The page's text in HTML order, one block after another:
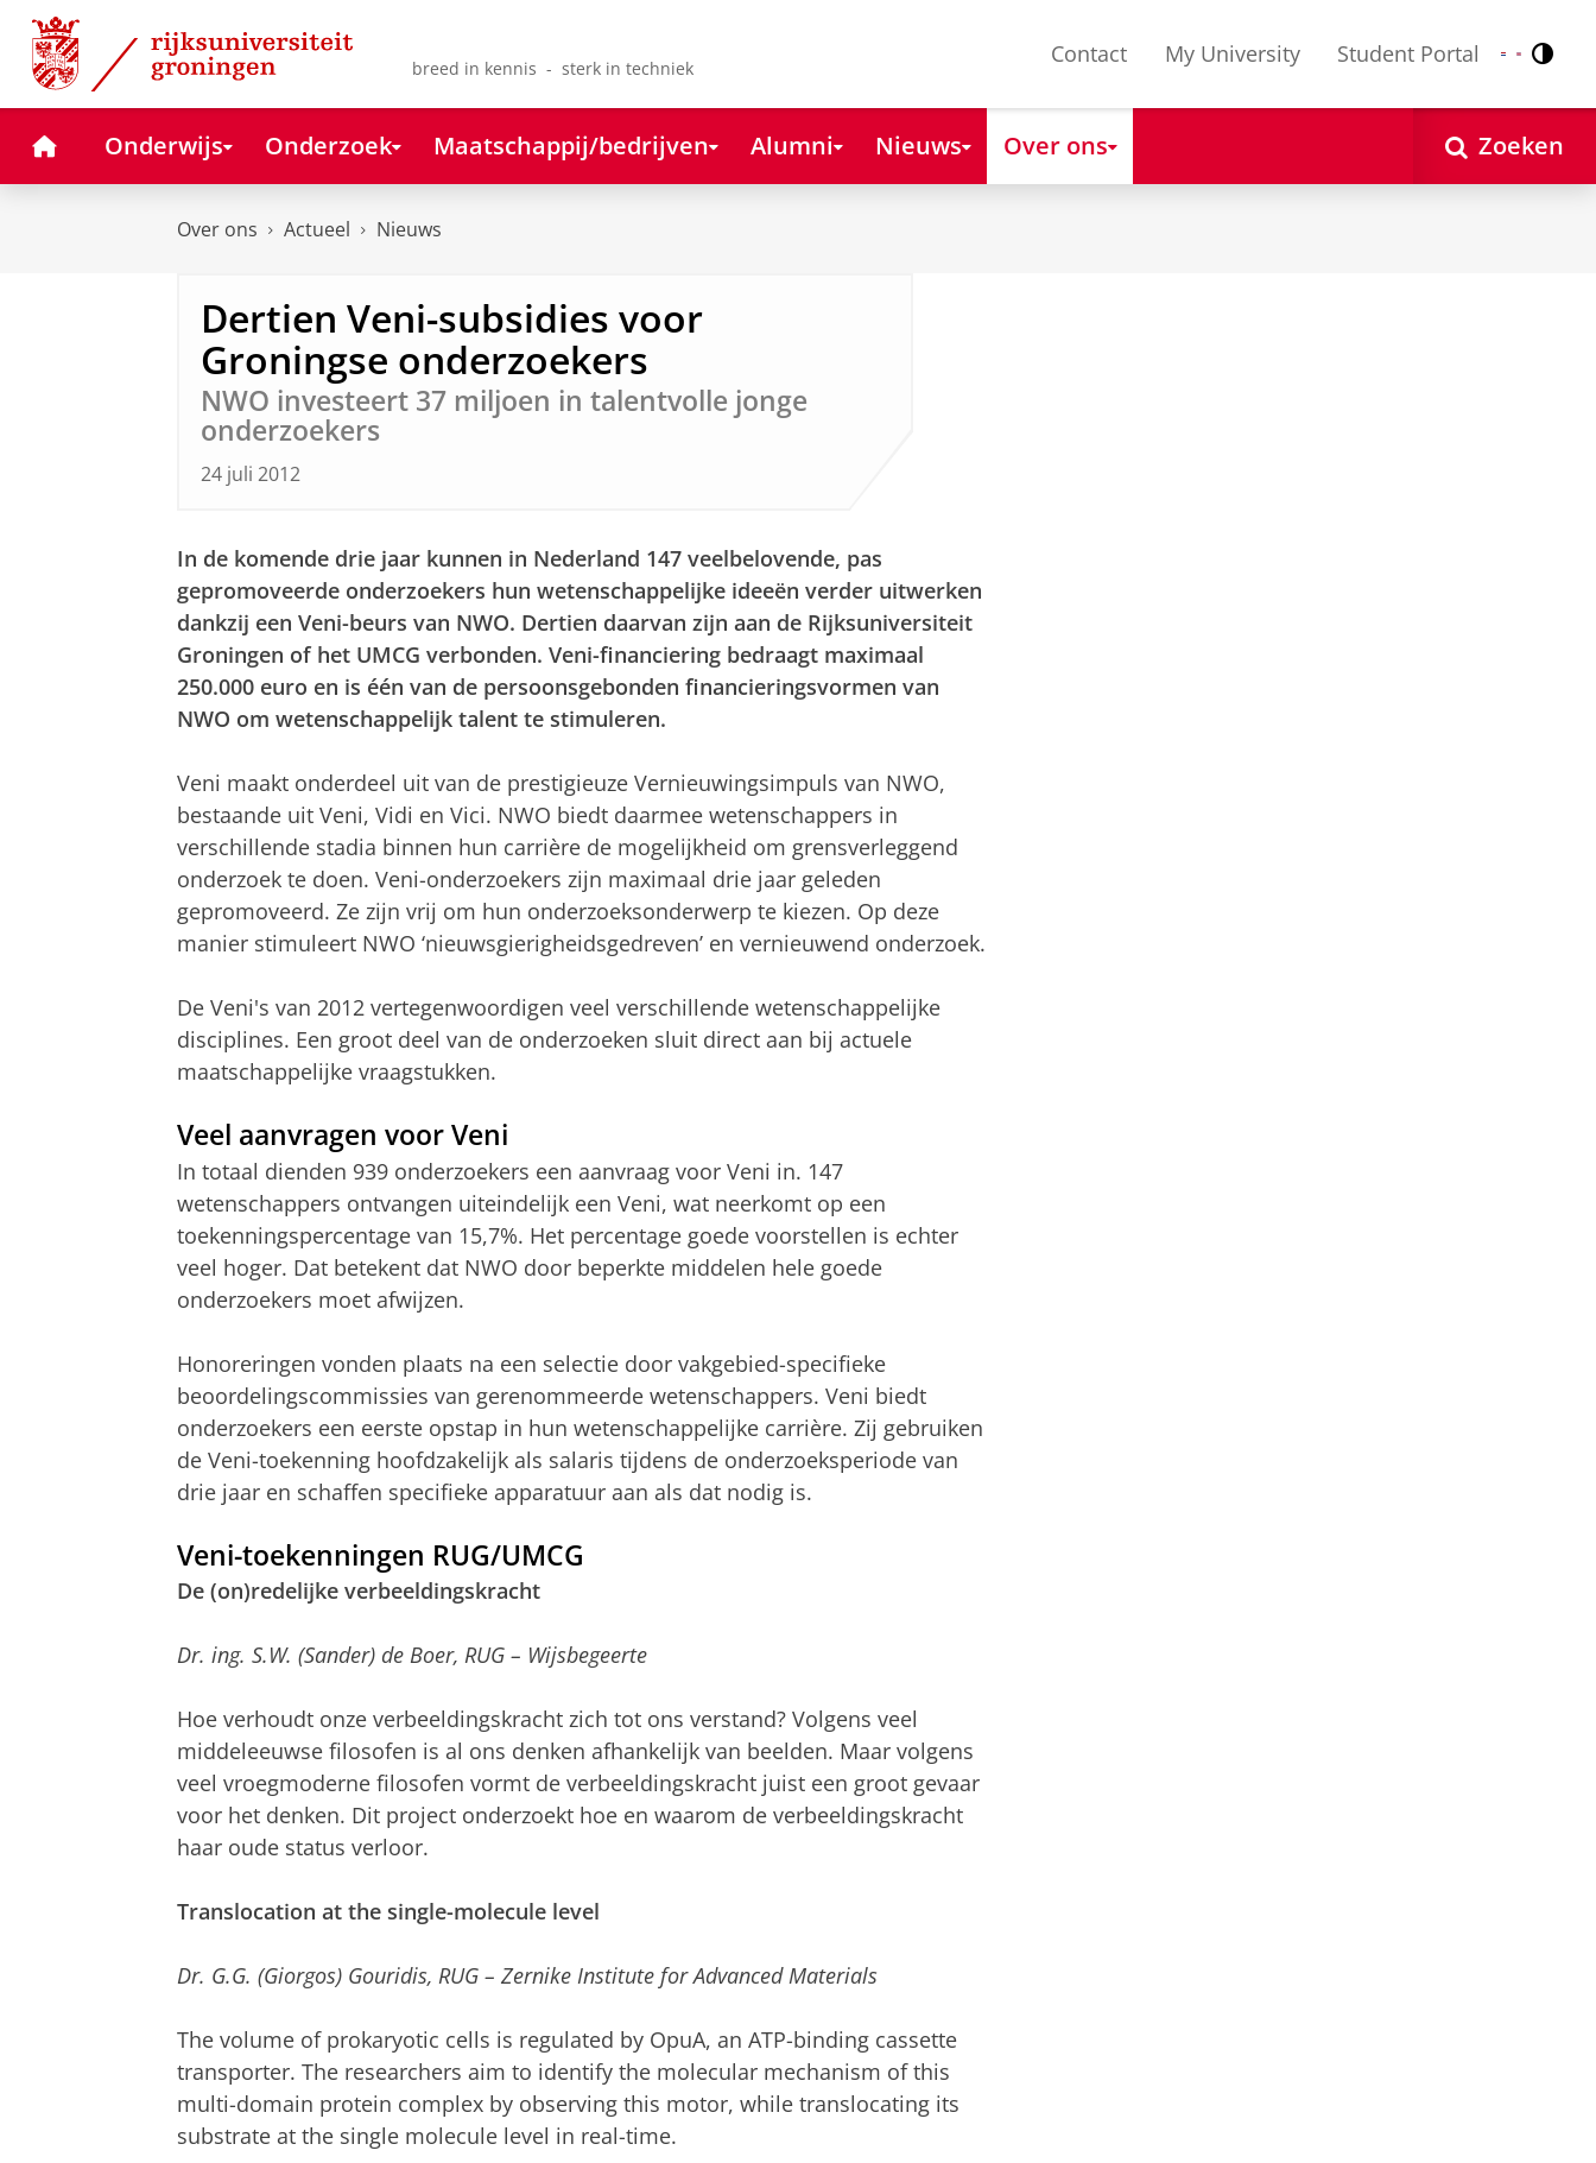
Skip
Content
Skip
Navigation
breed in kennis - sterk in techniek
Contact My University Student Portal Nederlands
English
HomeOnderwijs Onderzoek Maatschappij/bedrijven Alumni Nieuws Over ons Zoeken
Over ons Actueel Nieuws
Dertien Veni-subsidies voor
Groningse onderzoekers
NWO investeert 37 miljoen in talentvolle jonge
onderzoekers
24 juli 2012
In de komende drie jaar kunnen in Nederland 147 veelbelovende, pas
gepromoveerde onderzoekers hun wetenschappelijke ideeën verder uitwerken
dankzij een Veni-beurs van NWO. Dertien daarvan zijn aan de Rijksuniversiteit
Groningen of het UMCG verbonden. Veni-financiering bedraagt maximaal
250.000 euro en is één van de persoonsgebonden financieringsvormen van
NWO om wetenschappelijk talent te stimuleren.
Veni maakt onderdeel uit van de prestigieuze Vernieuwingsimpuls van NWO,
bestaande uit Veni, Vidi en Vici. NWO biedt daarmee wetenschappers in
verschillende stadia binnen hun carrière de mogelijkheid om grensverleggend
onderzoek te doen. Veni-onderzoekers zijn maximaal drie jaar geleden
gepromoveerd. Ze zijn vrij om hun onderzoeksonderwerp te kiezen. Op deze
manier stimuleert NWO ‘nieuwsgierigheidsgedreven’ en vernieuwend onderzoek.
De Veni's van 2012 vertegenwoordigen veel verschillende wetenschappelijke
disciplines. Een groot deel van de onderzoeken sluit direct aan bij actuele
maatschappelijke vraagstukken.
Veel aanvragen voor Veni
In totaal dienden 939 onderzoekers een aanvraag voor Veni in. 147
wetenschappers ontvangen uiteindelijk een Veni, wat neerkomt op een
toekenningspercentage van 15,7%. Het percentage goede voorstellen is echter
veel hoger. Dat betekent dat NWO door beperkte middelen hele goede
onderzoekers moet afwijzen.
Honoreringen vonden plaats na een selectie door vakgebied-specifieke
beoordelingscommissies van gerenommeerde wetenschappers. Veni biedt
onderzoekers een eerste opstap in hun wetenschappelijke carrière. Zij gebruiken
de Veni-toekenning hoofdzakelijk als salaris tijdens de onderzoeksperiode van
drie jaar en schaffen specifieke apparatuur aan als dat nodig is.
Veni-toekenningen RUG/UMCG
De (on)redelijke verbeeldingskracht
Dr. ing. S.W. (Sander) de Boer, RUG – Wijsbegeerte
Hoe verhoudt onze verbeeldingskracht zich tot ons verstand? Volgens veel
middeleeuwse filosofen is al ons denken afhankelijk van beelden. Maar volgens
veel vroegmoderne filosofen vormt de verbeeldingskracht juist een groot gevaar
voor het denken. Dit project onderzoekt hoe en waarom de verbeeldingskracht
haar oude status verloor.
Translocation at the single-molecule level
Dr. G.G. (Giorgos) Gouridis, RUG – Zernike Institute for Advanced Materials
The volume of prokaryotic cells is regulated by OpuA, an ATP-binding cassette
transporter. The researchers aim to identify the molecular mechanism of this
multi-domain protein complex by observing this motor, while translocating its
substrate at the single molecule level in real-time.